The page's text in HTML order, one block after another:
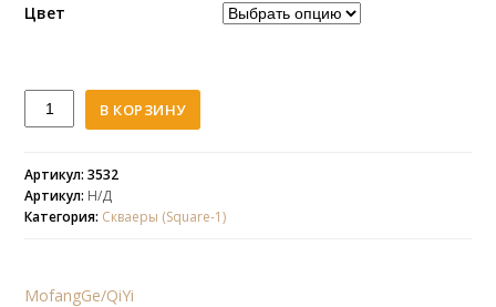
Цвет
Количество
QiYi
X-
man
Volt
В КОРЗИНУ
Артикул: 3532
Артикул: Н/Д
Категория: Скваеры (Square-1)
MofangGe/QiYi